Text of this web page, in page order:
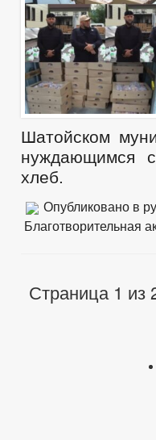
Шатойском
нуждающимся
хлеб.
Опубликовано в
Благотворительная
Страница 1 из